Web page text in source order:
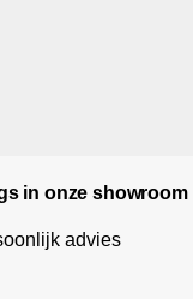
in onze showroom
advies